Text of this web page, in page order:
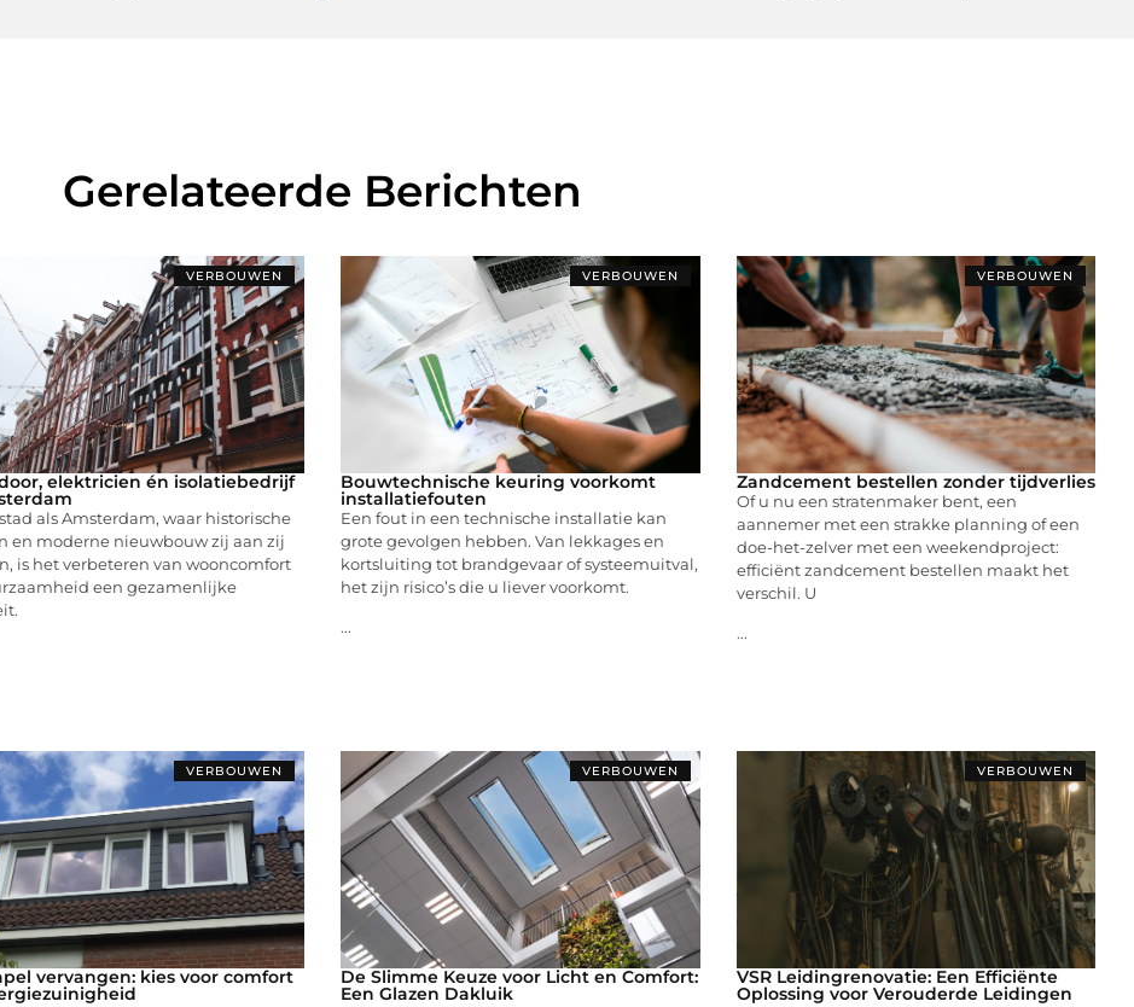
Gerelateerde Berichten
VERBOUWEN
elektricien én isolatiebedrijf
als Amsterdam, waar historische
en moderne nieuwbouw zij aan zij
is het verbeteren van wooncomfort
een gezamenlijke
VERBOUWEN
Bouwtechnische keuring voorkomt
installatiefouten
Een fout in een technische installatie kan
grote gevolgen hebben. Van lekkages en
kortsluiting tot brandgevaar of systeemuitval,
het zijn risico’s die u liever voorkomt.
...
VERBOUWEN
Zandcement bestellen zonder tijdverlies
Of u nu een stratenmaker bent, een
aannemer met een strakke planning of een
doe-het-zelver met een weekendproject:
efficiënt zandcement bestellen maakt het
verschil. U
...
VERBOUWEN
vervangen: kies voor comfort
VERBOUWEN
De Slimme Keuze voor Licht en Comfort:
Een Glazen Dakluik
VERBOUWEN
VSR Leidingrenovatie: Een Efficiënte
Oplossing voor Verouderde Leidingen